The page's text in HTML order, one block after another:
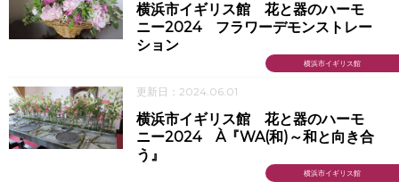
横浜市イギリス館
横浜市イギリス館 花と器のハーモ
ニー2024 フラワーデモンストレー
ション
更新日：2024.06.01
横浜市イギリス館
横浜市イギリス館 花と器のハーモ
ニー2024 À『WA(和)～和と向き合
う』